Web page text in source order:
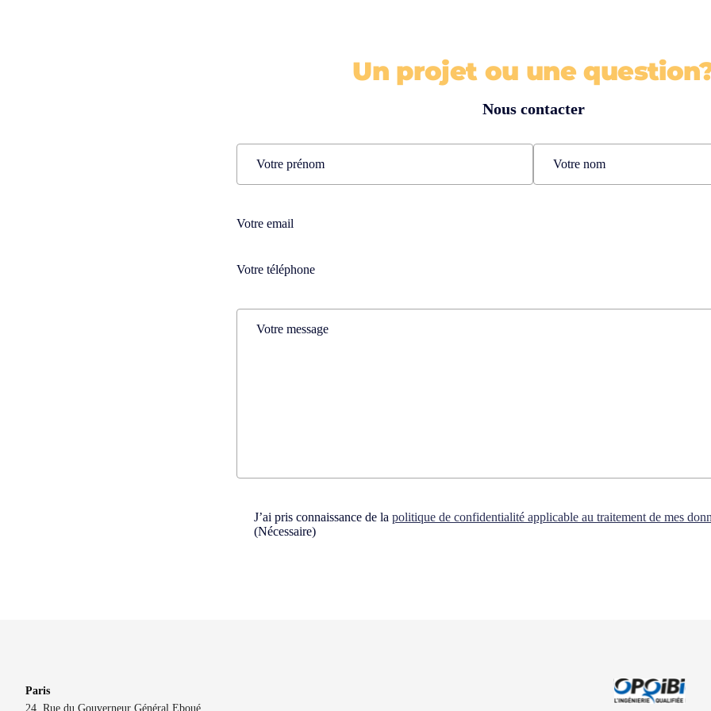
Un projet ou une
Nous contacter
Name
Téléphone(Nécessaire)
Téléphone(Nécessaire)
Comments
Consent(Nécessaire)
J’ai pris connaissance de la politique de confidentialité applicable au traitement de mes
(Nécessaire)
Paris
24, Rue du Gouverneur Général Eboué